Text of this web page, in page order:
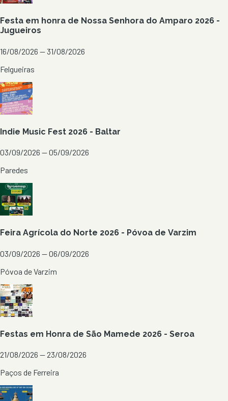
Festa em honra de Nossa Senhora do Amparo 2026 -
Jugueiros
16/08/2026 — 31/08/2026
Felgueiras
Indie Music Fest 2026 - Baltar
03/09/2026 — 05/09/2026
Paredes
Feira Agrícola do Norte 2026 - Póvoa de Varzim
03/09/2026 — 06/09/2026
Póvoa de Varzim
Festas em Honra de São Mamede 2026 - Seroa
21/08/2026 — 23/08/2026
Paços de Ferreira